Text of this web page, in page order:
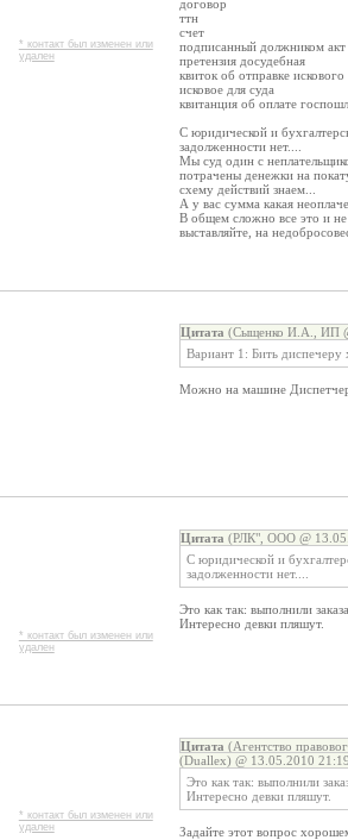
* контакт был изменен или
удален
договор
ттн
счет
подписанный должником
претензия досудебная
квиток об отправке
исковое для суда
квитанция об оплате
С юридической и
задолженности нет....
Мы суд один с
потрачены денежки на
схему действий знаем...
А у вас сумма какая
В общем сложно все это и не
выставляйте, на
Цитата (Сыщенко И.А., ИП
Вариант 1: Бить диспечеру
Можно на машине
* контакт был изменен или
удален
Цитата (РЛК", ООО @
С юридической и
задолженности нет....
Это как так: выполнили
Интересно девки пляшут.
* контакт был изменен или
удален
Цитата (Агентство
(Duallex) @ 13.05.2010
Это как так: выполнили
Интересно девки пляшут.
Задайте этот вопрос